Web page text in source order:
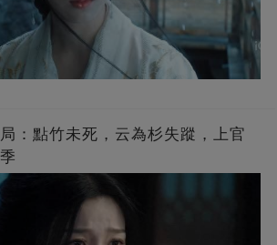
：點竹未死，云為杉失蹤，上官